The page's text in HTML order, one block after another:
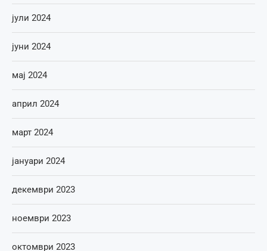
јули 2024
јуни 2024
мај 2024
април 2024
март 2024
јануари 2024
декември 2023
ноември 2023
октомври 2023